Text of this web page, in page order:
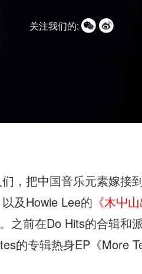
关注我们的:
，把中国音乐元素嫁接
及Howie Lee的 《木屮山
之前在Do Hits的合辑和
的专辑热身EP《More